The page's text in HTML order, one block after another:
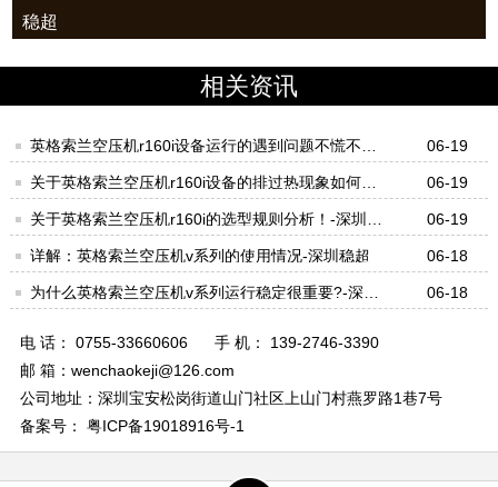
稳超
相关资讯
英格索兰空压机r160i设备运行的遇到问题不慌不忙
才对！-深圳稳超
06-19
关于英格索兰空压机r160i设备的排过热现象如何处
理好？-深圳稳超
06-19
关于英格索兰空压机r160i的选型规则分析！-深圳稳
超
06-19
详解：英格索兰空压机v系列的使用情况-深圳稳超 06-18
为什么英格索兰空压机v系列运行稳定很重要?-深圳
06-18
电 话： 0755-33660606
手 机： 139-2746-3390
邮 箱：wenchaokeji@126.com
公司地址：深圳宝安松岗街道山门社区上山门村燕罗路1巷7号
备案号： 粤ICP备19018916号-1